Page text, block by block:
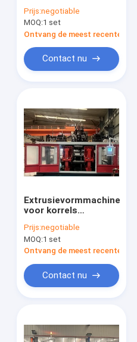
PE PP PVC PA 4,9 ton
Gewicht en Meer
Prijs:negotiable
MOQ:1 set
Ontvang de meest recente
Contact nu
Extrusievormmachine
voor korrels
materialen PE PP
PVC PA Maximaal
productvolume 5L
Design
Prijs:negotiable
MOQ:1 set
Ontvang de meest recente
Contact nu